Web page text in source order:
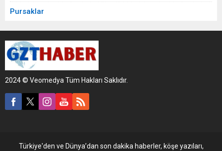
Pursaklar
2024 © Veomedya Tüm Hakları Saklıdır.
Türkiye'den ve Dünya’dan son dakika haberler, köşe yazıları,